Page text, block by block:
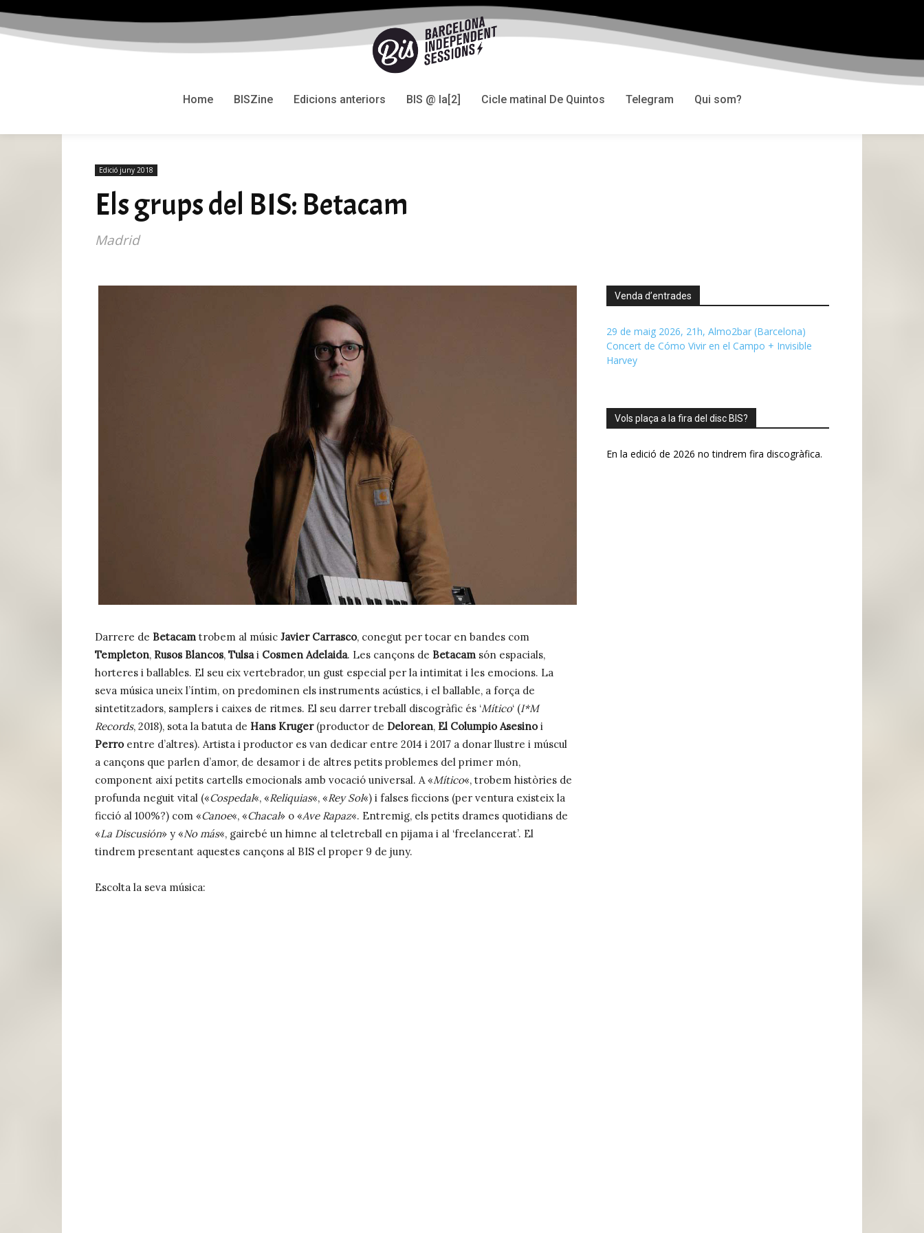
Home BISZine Edicions anteriors BIS @ la[2] Cicle matinal De Quintos Telegram Qui som?
Edició juny 2018
Els grups del BIS: Betacam
Madrid
Darrere de Betacam trobem al músic Javier Carrasco, conegut per tocar en bandes com
Templeton, Rusos Blancos, Tulsai Cosmen Adelaida. Les cançons de Betacam són espacials,
horteres i ballables. El seu eix vertebrador, un gust especial per la intimitat i les emocions. La
seva música uneix l’íntim, on predominen els instruments acústics, i el ballable, a força de
sintetitzadors, samplers i caixes de ritmes. El seu darrer treball discogràfic és ‘Mítico‘ (I*M
Records, 2018), sota la batuta de Hans Kruger(productor de Delorean, El Columpio Asesinoi
Perroentre d’altres). Artista i productor es van dedicar entre 2014 i 2017 a donar llustre i múscul
a cançons que parlen d’amor, de desamor i de altres petits problemes del primer món,
component així petits cartells emocionals amb vocació universal. A «Mítico«, trobem històries de
profunda neguit vital («Cospedal«, «Reliquias«, «Rey Sol«) i falses ficcions (per ventura existeix la
ficció al 100%?) com «Canoe«, «Chacal» o «Ave Rapaz«. Entremig, els petits drames quotidians de
«La Discusión» y «No más«, gairebé un himne al teletreball en pijama i al ‘freelancerat’. El
tindrem presentant aquestes cançons al BIS el proper 9 de juny.
Escolta la seva música:
Venda d’entrades
29 de maig 2026, 21h, Almo2bar (Barcelona)
Concert de Cómo Vivir en el Campo + Invisible
Harvey
Vols plaça a la fira del disc BIS?
En la edició de 2026 no tindrem fira discogràfica.